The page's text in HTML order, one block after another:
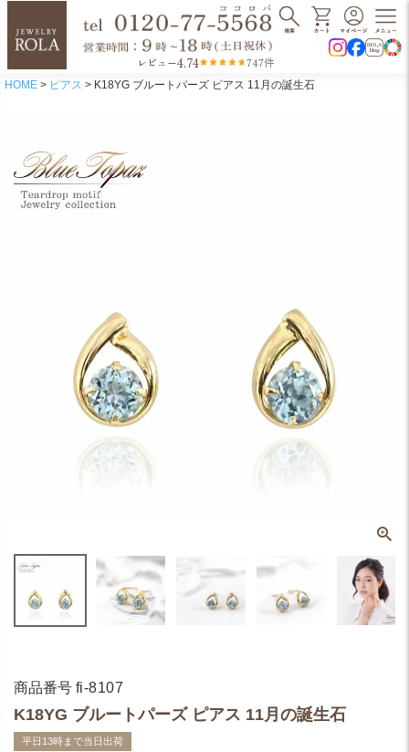
レビュー4.74 747件
HOME ピアス K18YG ブルートパーズ ピアス 11月の誕生石
商品番号 fi-8107
K18YG ブルートパーズ ピアス 11月の誕生石
平日13時まで当日出荷